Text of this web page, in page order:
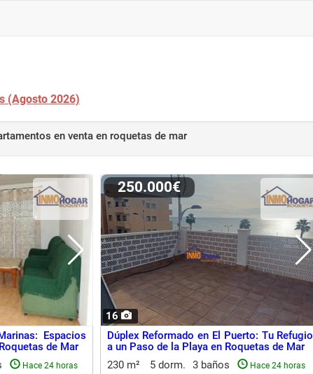
(Agosto 2026)
en ventaen roquetas de mar
Espacios
de Mar
Hace 24 horas
16
250.000€
Dúplex Reformado en El Puerto: Tu Refugio
a un Paso de la Playa en Roquetas de Mar
230 m²
5 dorm. 3 baños Hace 24 horas